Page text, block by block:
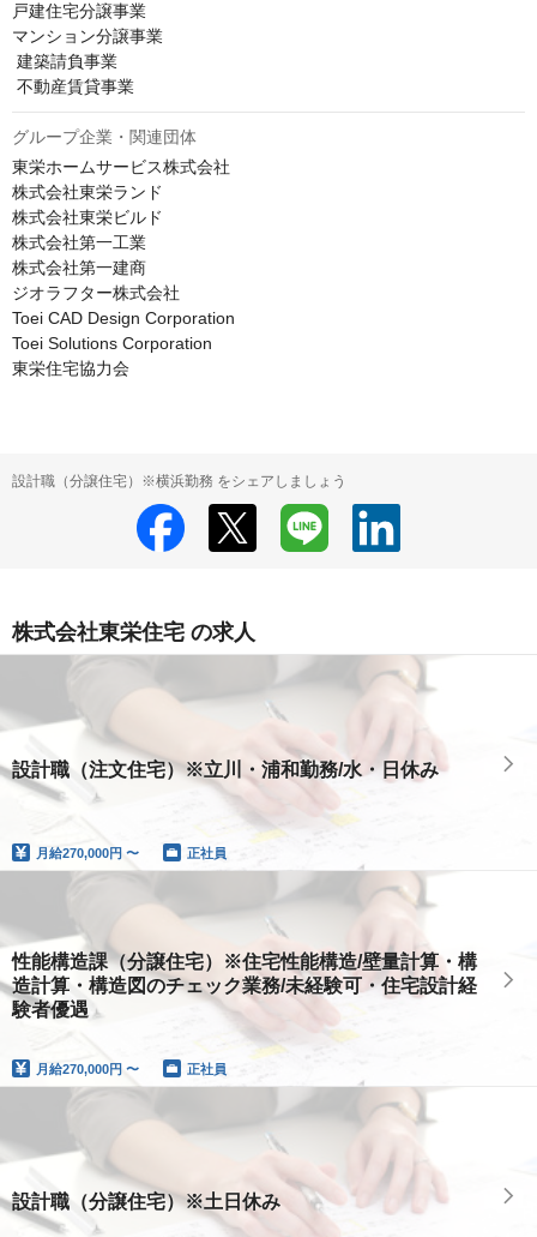
戸建住宅分譲事業
マンション分譲事業
不動産賃貸事業
グループ企業・関連団体
東栄ホームサービス株式会社
株式会社東栄ランド
株式会社東栄ビルド
株式会社第一工業
株式会社第一建商
ジオラフター株式会社
Toei CAD Design Corporation
Toei Solutions Corporation
東栄住宅協力会
設計職（分譲住宅）※横浜勤務 をシェアしましょう
株式会社東栄住宅 の求人
設計職（注文住宅）※立川・浦和勤務/水・日休み
月給270,000円 〜 正社員
性能構造課（分譲住宅）※住宅性能構造/壁量計算・構
造計算・構造図のチェック業務/未経験可・住宅設計経
験者優遇
月給270,000円 〜 正社員
設計職（分譲住宅）※土日休み